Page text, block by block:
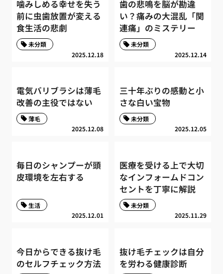
噛みしめる幸せを失う
前に虫歯放置が変える
食生活の悲劇
2025.12.18
未分類
歯の悲鳴を脳が勘違
い？痛みの大混乱「関
連痛」のミステリー
2025.12.14
未分類
電気バリブラシは薄毛
改善の主役ではない
2025.12.08
薄毛
三十年ぶりの感動と小
さな白い宝物
2025.12.05
未分類
毎日のシャンプーが頭
皮環境を左右する
2025.12.01
生活
医療を受ける上で大切
なインフォームドコン
セントを丁寧に解説
2025.11.29
未分類
今日からできる抜け毛
のセルフチェック方法
抜け毛チェックは自分
を労わる健康診断